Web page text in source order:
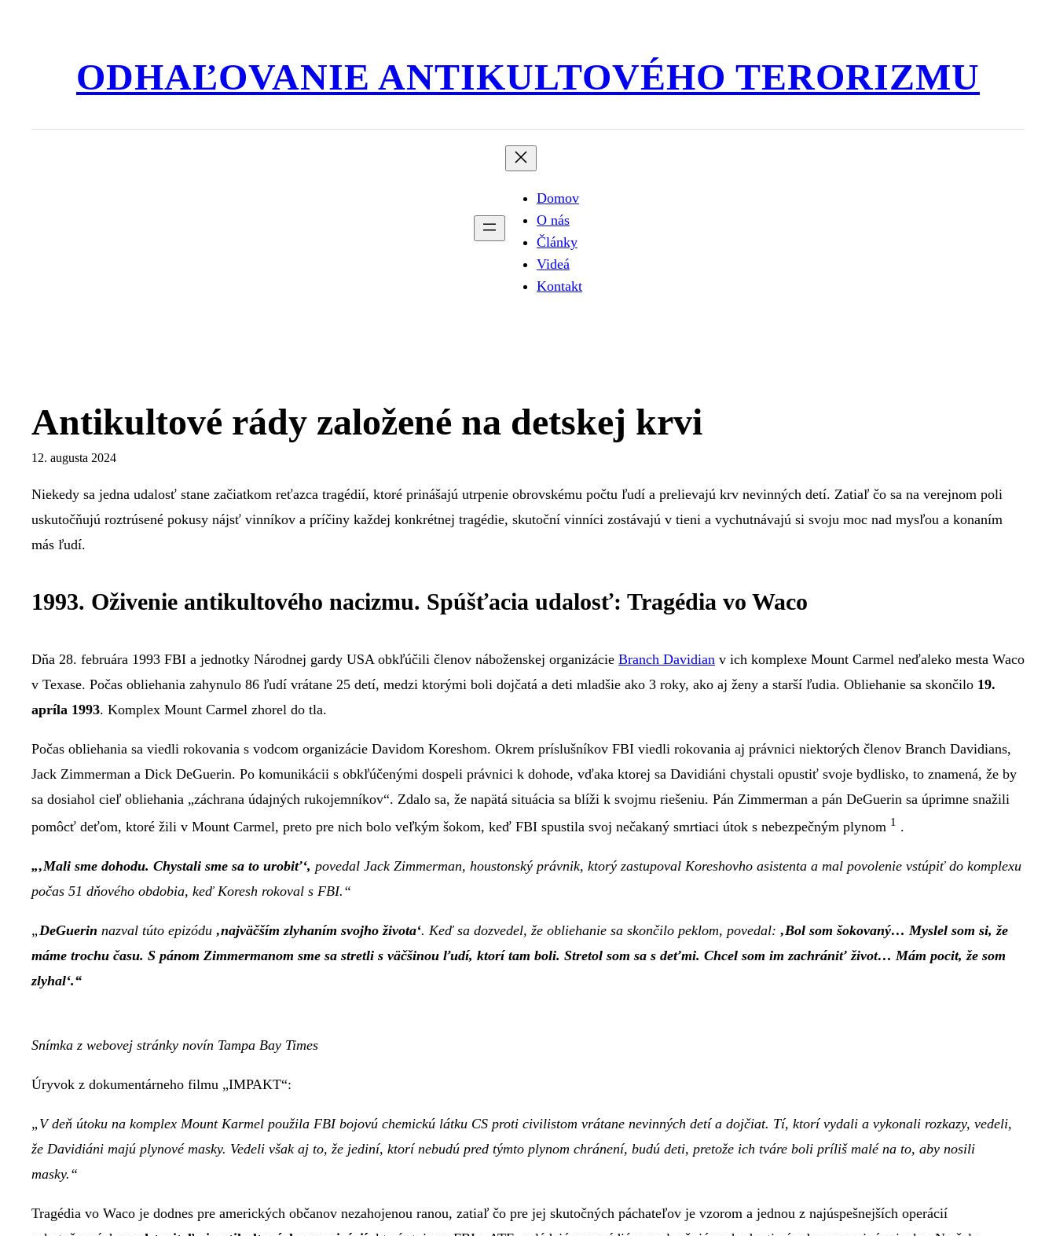
ODHAĽOVANIE ANTIKULTOVÉHO TERORIZMU
Domov
O nás
Články
Videá
Kontakt
Antikultové rády založené na detskej krvi
12. augusta 2024
Niekedy sa jedna udalosť stane začiatkom reťazca tragédií, ktoré prinášajú utrpenie obrovskému počtu ľudí a prelievajú krv nevinných detí. Zatiaľ čo sa na verejnom poli
uskutočňujú roztrúsené pokusy nájsť vinníkov a príčiny každej konkrétnej tragédie, skutoční vinníci zostávajú v tieni a vychutnávajú si svoju moc nad mysľou a konaním
más ľudí.
1993. Oživenie antikultového nacizmu. Spúšťacia udalosť: Tragédia vo Waco
Dňa 28. februára 1993 FBI a jednotky Národnej gardy USA obkľúčili členov náboženskej organizácie Branch Davidian v ich komplexe Mount Carmel neďaleko mesta Waco
v Texase. Počas obliehania zahynulo 86 ľudí vrátane 25 detí, medzi ktorými boli dojčatá a deti mladšie ako 3 roky, ako aj ženy a starší ľudia. Obliehanie sa skončilo 19.
apríla 1993. Komplex Mount Carmel zhorel do tla.
Počas obliehania sa viedli rokovania s vodcom organizácie Davidom Koreshom. Okrem príslušníkov FBI viedli rokovania aj právnici niektorých členov Branch Davidians,
Jack Zimmerman a Dick DeGuerin. Po komunikácii s obkľúčenými dospeli právnici k dohode, vďaka ktorej sa Davidiáni chystali opustiť svoje bydlisko, to znamená, že by
sa dosiahol cieľ obliehania „záchrana údajných rukojemníkov“. Zdalo sa, že napätá situácia sa blíži k svojmu riešeniu. Pán Zimmerman a pán DeGuerin sa úprimne snažili
pomôcť deťom, ktoré žili v Mount Carmel, preto pre nich bolo veľkým šokom, keď FBI spustila svoj nečakaný smrtiaci útok s nebezpečným plynom 1 .
„‚Mali sme dohodu. Chystali sme sa to urobiť‘, povedal Jack Zimmerman, houstonský právnik, ktorý zastupoval Koreshovho asistenta a mal povolenie vstúpiť do komplexu
počas 51 dňového obdobia, keď Koresh rokoval s FBI.“
„ DeGuerin nazval túto epizódu ‚najväčším zlyhaním svojho života‘. Keď sa dozvedel, že obliehanie sa skončilo peklom, povedal: ‚Bol som šokovaný… Myslel som si, že
máme trochu času. S pánom Zimmermanom sme sa stretli s väčšinou ľudí, ktorí tam boli. Stretol som sa s deťmi. Chcel som im zachrániť život… Mám pocit, že som
zlyhal‘.“
Snímka z webovej stránky novín Tampa Bay Times
Úryvok z dokumentárneho filmu „IMPAKT“:
„V deň útoku na komplex Mount Karmel použila FBI bojovú chemickú látku CS proti civilistom vrátane nevinných detí a dojčiat. Tí, ktorí vydali a vykonali rozkazy, vedeli,
že Davidiáni majú plynové masky. Vedeli však aj to, že jediní, ktorí nebudú pred týmto plynom chránení, budú deti, pretože ich tváre boli príliš malé na to, aby nosili
masky.“
Tragédia vo Waco je dodnes pre amerických občanov nezahojenou ranou, zatiaľ čo pre jej skutočných páchateľov je vzorom a jednou z najúspešnejších operácií